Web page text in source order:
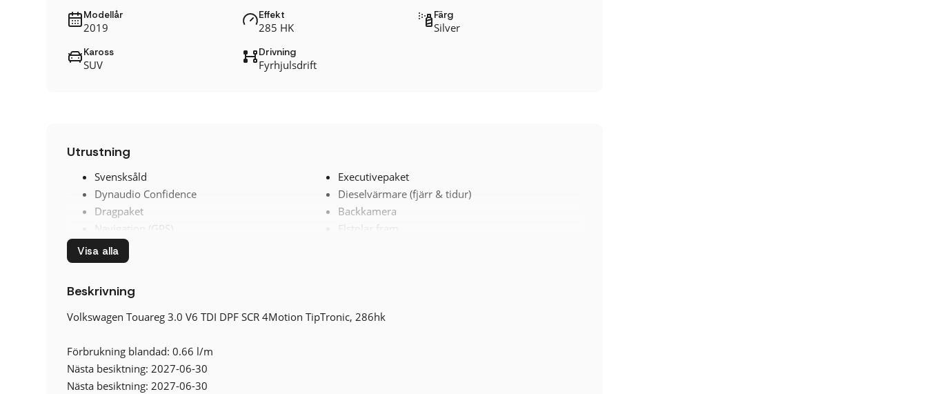
Modellår
2019
Effekt
285 HK
Färg
Silver
Kaross
SUV
Drivning
Fyrhjulsdrift
Utrustning
Svensksåld
Executivepaket
Dynaudio Confidence
Dieselvärmare (fjärr & tidur)
Dragpaket
Backkamera
Navigation (GPS)
Elstolar fram
Dragkrok (utfällbar)
IQ. Light LED Strålkastare
El-baklucka
4WD 4MOTION
Metallic antimony silver
ACC
Airbag förare
Android Auto
Visa alla
Beskrivning
Volkswagen Touareg 3.0 V6 TDI DPF SCR 4Motion TipTronic, 286hk
Förbrukning blandad: 0.66 l/m
Nästa besiktning: 2027-06-30
Nästa besiktning: 2027-06-30